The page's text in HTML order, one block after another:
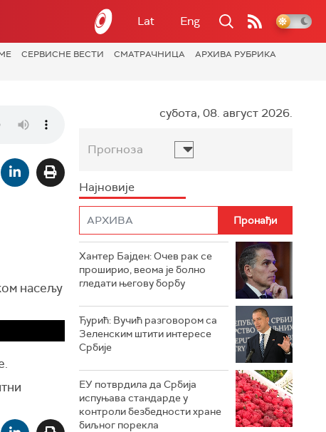
Lat Eng
СЕРВИСНЕ ВЕСТИ СМАТРАЧНИЦА
АРХИВА РУБРИКА
насељу
субота, 08. август 2026.
Прогноза
Најновије
Хантер Бајден: Очев рак се
проширио, веома је болно
гледати његову борбу
Ђурић: Вучић разговором са
Зеленским штити интересе
Србије
ЕУ потврдила да Србија
испуњава стандарде у
контроли безбедности хране
биљног порекла